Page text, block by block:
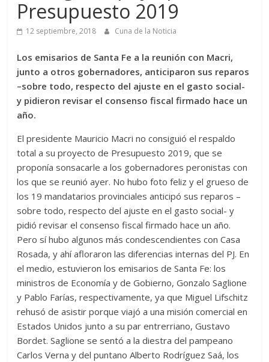
Presupuesto 2019
12 septiembre, 2018 Cuna de la Noticia
Los emisarios de Santa Fe a la reunión con Macri,
junto a otros gobernadores, anticiparon sus reparos
–sobre todo, respecto del ajuste en el gasto social-
y pidieron revisar el consenso fiscal firmado hace un
año.
El presidente Mauricio Macri no consiguió el respaldo
total a su proyecto de Presupuesto 2019, que se
proponía sonsacarle a los gobernadores peronistas con
los que se reunió ayer. No hubo foto feliz y el grueso de
los 19 mandatarios provinciales anticipó sus reparos –
sobre todo, respecto del ajuste en el gasto social- y
pidió revisar el consenso fiscal firmado hace un año.
Pero sí hubo algunos más condescendientes con Casa
Rosada, y ahí afloraron las diferencias internas del PJ. En
el medio, estuvieron los emisarios de Santa Fe: los
ministros de Economía y de Gobierno, Gonzalo Saglione
y Pablo Farías, respectivamente, ya que Miguel Lifschitz
rehusó de asistir porque viajó a una misión comercial en
Estados Unidos junto a su par entrerriano, Gustavo
Bordet. Saglione se sentó a la diestra del pampeano
Carlos Verna y del puntano Alberto Rodríguez Saá, los